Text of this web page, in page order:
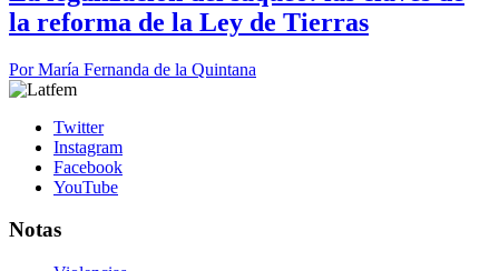
la reforma de la Ley de Tierras
PorMaría Fernanda de la Quintana
Twitter
Instagram
Facebook
YouTube
Notas